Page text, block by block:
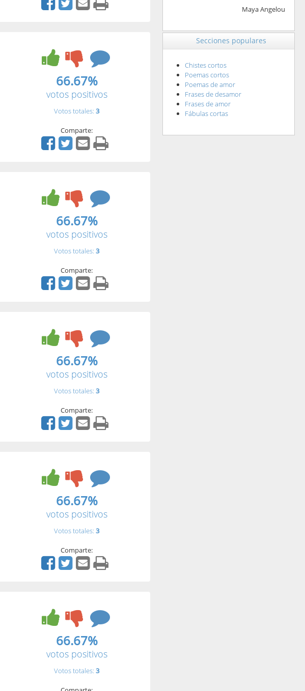
66.67%
votos positivos
Votos totales: 3
Comparte:
66.67%
votos positivos
Votos totales: 3
Comparte:
66.67%
votos positivos
Votos totales: 3
Comparte:
66.67%
votos positivos
Votos totales: 3
Comparte:
66.67%
votos positivos
Votos totales: 3
Maya Angelou
Secciones populares
Chistes cortos
Poemas cortos
Poemas de amor
Frases de desamor
Frases de amor
Fábulas cortas